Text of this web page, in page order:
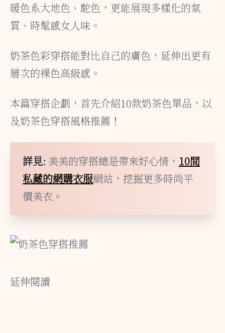
暖色系大地色、駝色，更能展現多樣化的氣
質、時髦感女人味。
奶茶色彩穿搭能對比自己的膚色，延伸出更有
層次的裸色高級感。
本篇穿搭企劃，首先介紹10款奶茶色單品，以
及奶茶色穿搭風格推薦！
詳見: 美美的穿搭總是帶來好心情， 10間
私藏的網購衣服網站，挖掘更多時尚平
價美衣。
延伸閱讀